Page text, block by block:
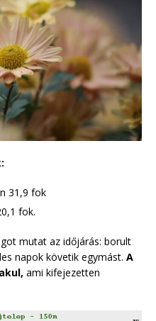
31,9 fok
fok.
mutat az időjárás: borult
napok követik egymást. A
ami kifejezetten